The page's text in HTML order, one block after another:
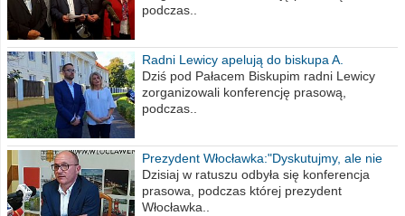
podczas..
Radni Lewicy apelują do biskupa A.
Wiesława Meringa
Dziś pod Pałacem Biskupim radni Lewicy
zorganizowali konferencję prasową,
podczas..
Prezydent Włocławka:"Dyskutujmy, ale nie
obrażajmy się”
Dzisiaj w ratuszu odbyła się konferencja
prasowa, podczas której prezydent
Włocławka..